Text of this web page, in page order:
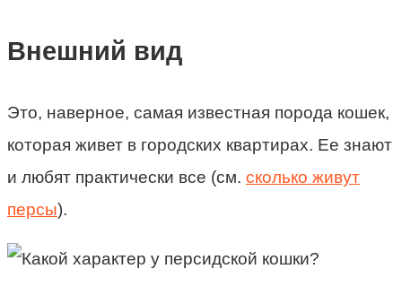
Внешний вид
Это, наверное, самая известная порода кошек,
которая живет в городских квартирах. Ее знают
и любят практически все (см. сколько живут
персы).